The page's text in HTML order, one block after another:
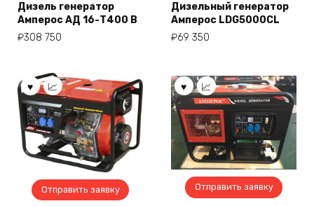
Дизель генератор
Амперос АД 16-Т400 B
₽308 750
Дизельный генератор
Амперос LDG5000СL
₽69 350
Отправить заявку Отправить заявку